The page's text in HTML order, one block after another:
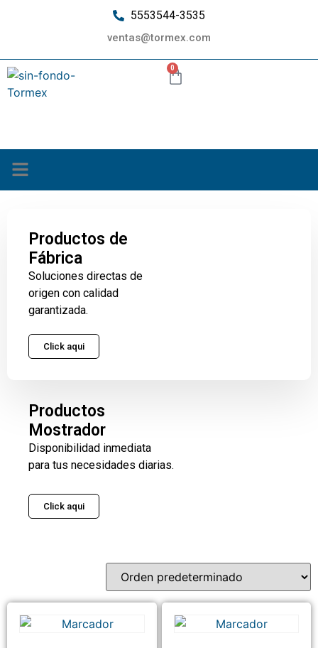
5553544-3535
ventas@tormex.com
0
Productos de
Fábrica
Soluciones directas de
origen con calidad
garantizada.
Click aqui
Productos
Mostrador
Disponibilidad inmediata
para tus necesidades diarias.
Click aqui